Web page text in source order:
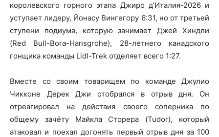
королевского горного этапа Джиро д’Италия-2026 и
уступает лидеру, Йонасу Вингегору 6:31, но от третьей
ступени подиума, которую занимает Джей Хиндли
(Red Bull-Bora-Hansgrohe), 28-летнего канадского
гонщика команды Lidl-Trek отделяет всего 1:27.
Вместе со своим товарищем по команде Джулио
Чикконе Дерек Джи отобрался в отрыв дня. Он
отреагировал на действия своего соперника по
общему зачёту Майкла Сторера (Tudor), который
атаковал и поехал догонять первый отрыв дня за 100